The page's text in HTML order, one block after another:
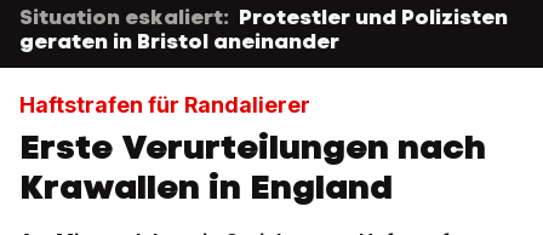
Situation eskaliert: Protestler und Polizisten
geraten in Bristol aneinander
Haftstrafen für Randalierer
Erste Verurteilungen nach
Krawallen in England